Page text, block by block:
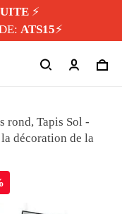
⚡️
ATS15⚡️
rond, Tapis Sol -
décoration de la